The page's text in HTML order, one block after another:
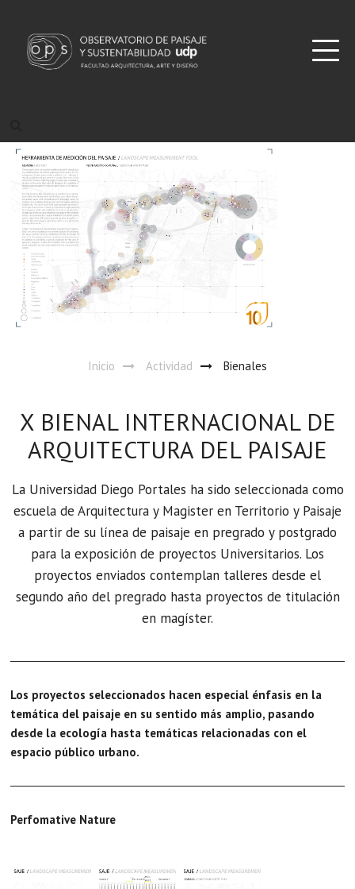
Inicio Actividad Bienales
X BIENAL INTERNACIONAL DE
ARQUITECTURA DEL PAISAJE
La Universidad Diego Portales ha sido seleccionada como
escuela de Arquitectura y Magister en Territorio y Paisaje
a partir de su línea de paisaje en pregrado y postgrado
para la exposición de proyectos Universitarios. Los
proyectos enviados contemplan talleres desde el
segundo año del pregrado hasta proyectos de titulación
en magíster.
Los proyectos seleccionados hacen especial énfasis en la
temática del paisaje en su sentido más amplio, pasando
desde la ecología hasta temáticas relacionadas con el
espacio público urbano.
Perfomative Nature